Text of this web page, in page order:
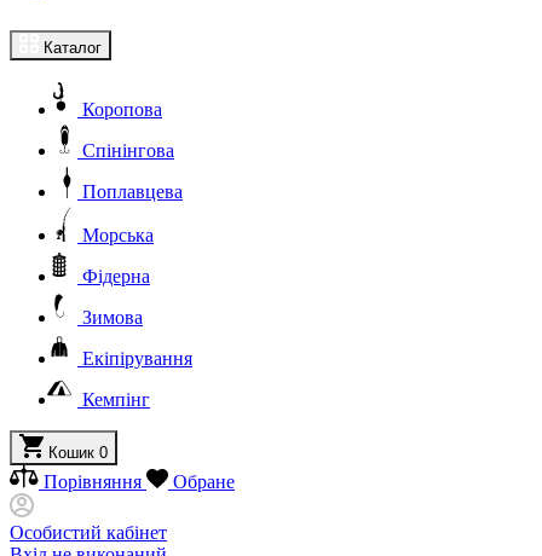
Каталог
Коропова
Спінінгова
Поплавцева
Морська
Фідерна
Зимова
Екіпірування
Кемпінг
Кошик 0
Порівняння Обране
Особистий кабінет